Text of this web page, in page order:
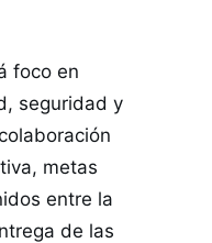
foco en
seguridad y
metas
entre la
de las